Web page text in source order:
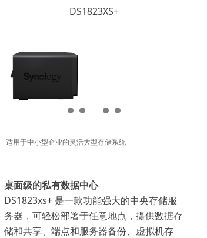
桌面级的私有数据中心
DS1823xs+ 是一款功能强大的中央存储服
务器，可轻松部署于任意地点，提供数据存
储和共享、端点和服务器备份、虚拟机存
DS1823XS+
适用于中小型企业的灵活大型存储系统